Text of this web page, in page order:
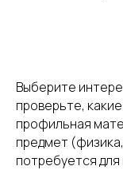
Выберите
проверьте,
профильная
предмет
потребуется